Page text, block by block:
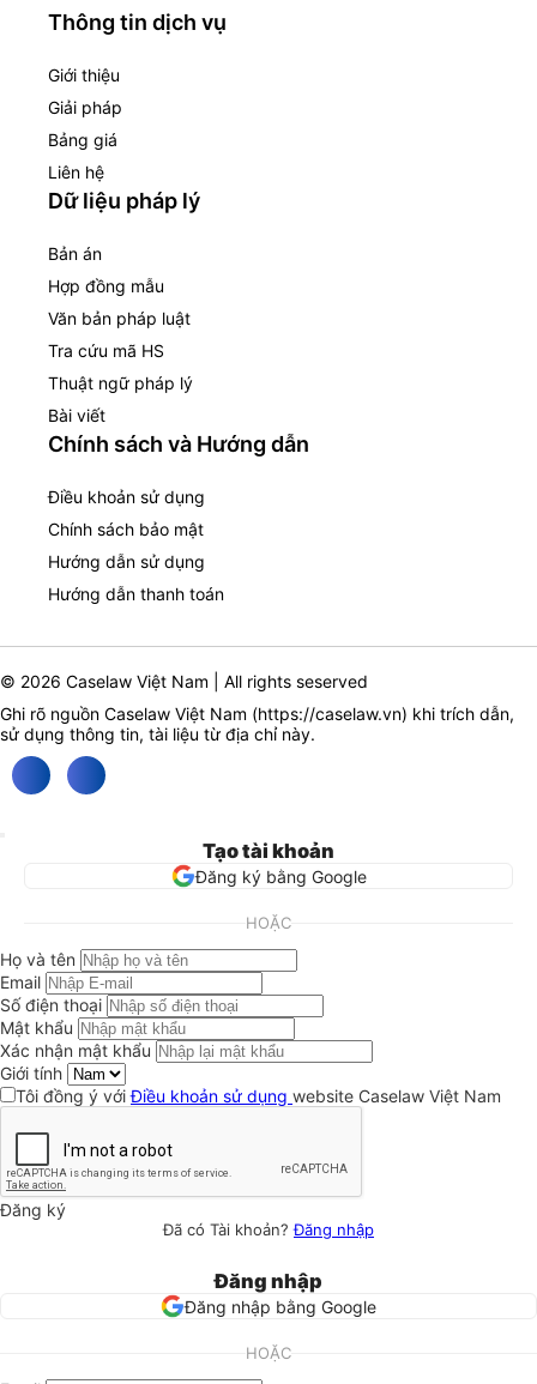
Thông tin dịch vụ
Giới thiệu
Giải pháp
Bảng giá
Liên hệ
Dữ liệu pháp lý
Bản án
Hợp đồng mẫu
Văn bản pháp luật
Tra cứu mã HS
Thuật ngữ pháp lý
Bài viết
Chính sách và Hướng dẫn
Điều khoản sử dụng
Chính sách bảo mật
Hướng dẫn sử dụng
Hướng dẫn thanh toán
© 2026 Caselaw Việt Nam | All rights seserved
Ghi rõ nguồn Caselaw Việt Nam (https://caselaw.vn) khi trích dẫn,
sử dụng thông tin, tài liệu từ địa chỉ này.
Tạo tài khoản
Đăng ký bằng Google
HOẶC
Họ và tên
Email
Số điện thoại
Mật khẩu
Xác nhận mật khẩu
Giới tính
Tôi đồng ý vớiĐiều khoản sử dụng website Caselaw Việt Nam
Đăng ký
Đã có Tài khoản?Đăng nhập
Đăng nhập
Đăng nhập bằng Google
HOẶC